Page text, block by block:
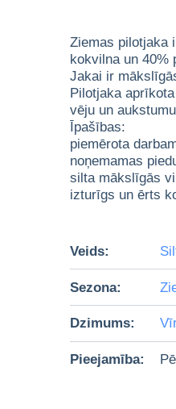
Ziemas pilotjaka
kokvilna un 40%
Jakai ir
Pilotjaka
vēju un
Īpašības:
piemērota
noņemamas
silta mākslīgās
izturīgs un ērts
Veids:
Sezona:
Dzimums:
Pieejamība: